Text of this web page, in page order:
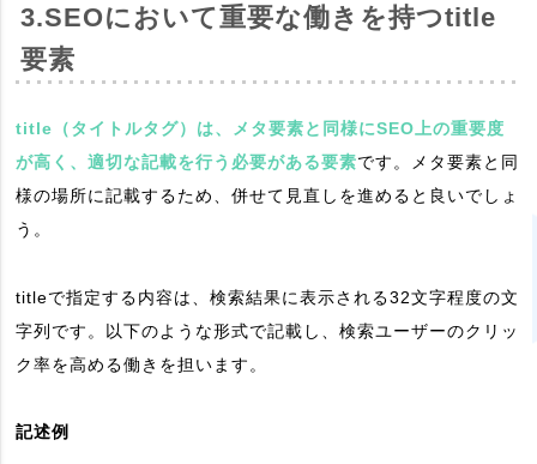
3.SEOにおいて重要な働きを持つtitle
要素
title（タイトルタグ）は、メタ要素と同様にSEO上の重要度
が高く、適切な記載を行う必要がある要素です。メタ要素と同
様の場所に記載するため、併せて見直しを進めると良いでしょ
う。
titleで指定する内容は、検索結果に表示される32文字程度の文
字列です。以下のような形式で記載し、検索ユーザーのクリッ
ク率を高める働きを担います。
記述例